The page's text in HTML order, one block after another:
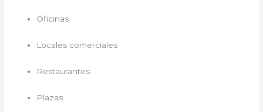
Oficinas
Locales comerciales
Restaurantes
Plazas